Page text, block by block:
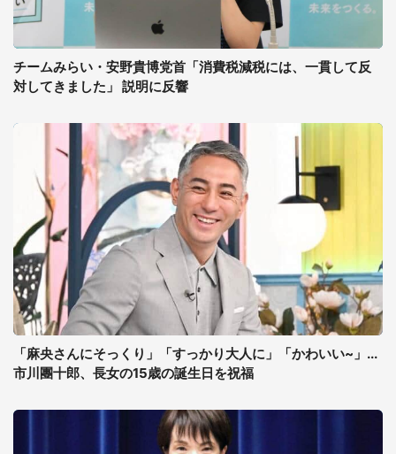
チームみらい・安野貴博党首「消費税減税には、一貫して反
対してきました」 説明に反響
「麻央さんにそっくり」「すっかり大人に」「かわいい~」...
市川團十郎、長女の15歳の誕生日を祝福